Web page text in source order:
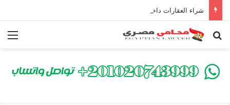
بحث عن